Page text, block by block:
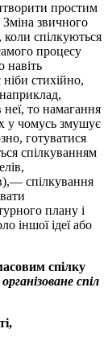
простим
Зміна звичного
коли спілкуються
процесу
навіть
стихійно,
то намагання
у чомусь змушує
готуватися
спілкуванням
спілкування
плану і
іншої ідеї або
спілку
організоване спіл